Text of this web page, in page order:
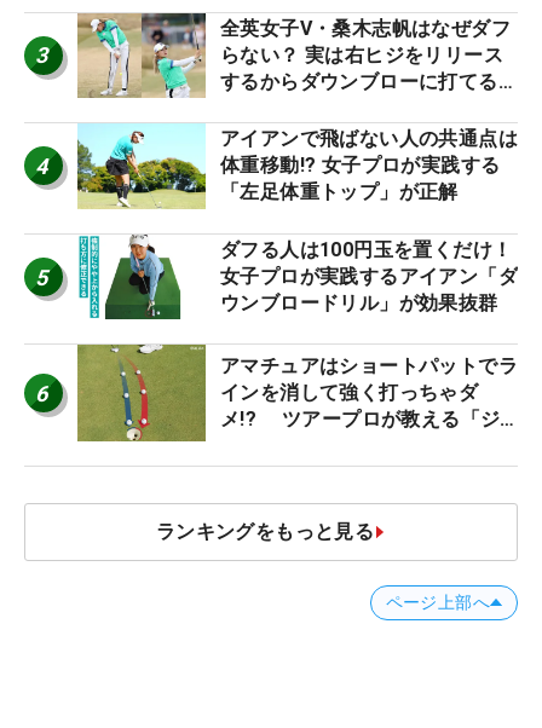
3
全英女子V・桑木志帆はなぜダフ
らない？ 実は右ヒジをリリース
するからダウンブローに打てる #
4
アイアンで飛ばない人の共通点は
体重移動!? 女子プロが実践する
「左足体重トップ」が正解
5
ダフる人は100円玉を置くだけ！
女子プロが実践するアイアン「ダ
ウンブロードリル」が効果抜群
6
アマチュアはショートパットでラ
インを消して強く打っちゃダ
メ!? ツアープロが教える「ジ
減するワケ
ランキングをもっと見る
ページ上部へ